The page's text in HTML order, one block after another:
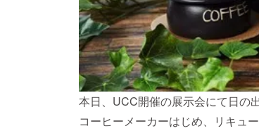
本日、UCC開催の展示会にて日の
コーヒーメーカーはじめ、リキュ